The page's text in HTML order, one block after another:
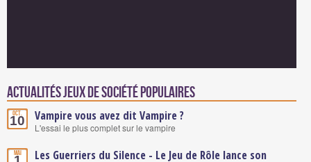
Actualités Jeux de société populaires
Oct.
10 Vampire vous avez dit Vampire ?
L'essai le plus complet sur le vampire
Mai
Les Guerriers du Silence - Le Jeu de Rôle lance son